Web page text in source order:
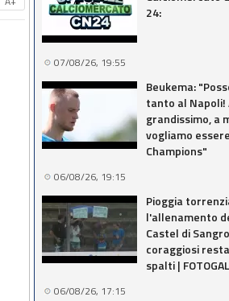
24:
07/08/26, 19:55
Beukema:
tanto al Napoli!
grandissimo, a
vogliamo
Champions"
06/08/26, 19:15
Pioggia
l'allenamento
Castel di
coraggiosi
spalti |
06/08/26, 17:15